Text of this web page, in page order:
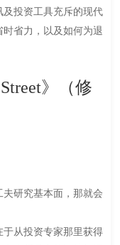
投资工具充斥的现代
省力，以及如何为退
》（修
研究基本面，那就会
从投资专家那里获得